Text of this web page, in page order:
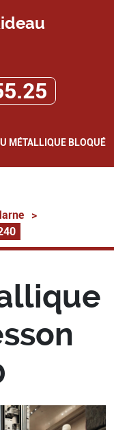
MÉTALLIQUE BLOQUÉ
>